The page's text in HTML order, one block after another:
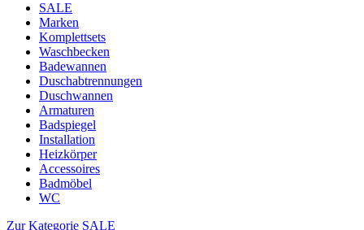
SALE
Marken
Komplettsets
Waschbecken
Badewannen
Duschabtrennungen
Duschwannen
Armaturen
Badspiegel
Installation
Heizkörper
Accessoires
Badmöbel
WC
Zur Kategorie SALE